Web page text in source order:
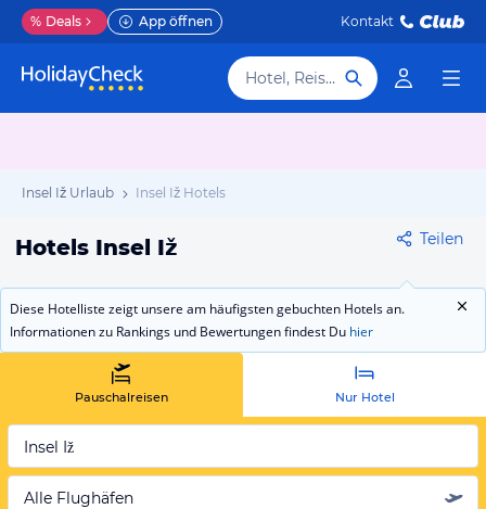
% Deals App öffnen Kontakt
Hotel, Reiseziel
Insel Iž Urlaub Insel Iž Hotels
Hotels Insel Iž Teilen
Diese Hotelliste zeigt unsere am häufigsten gebuchten Hotels an.
Informationen zu Rankings und Bewertungen findest Du hier
Pauschalreisen Nur Hotel
Insel Iž
Alle Flughäfen